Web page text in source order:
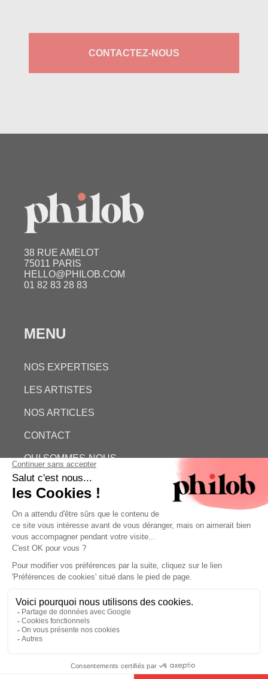
Estimation gratuite
CONTACTEZ-NOUS
38 RUE AMELOT
75011 PARIS
HELLO@PHILOB.COM
01 82 83 28 83
MENU
NOS EXPERTISES
LES ARTISTES
NOS ARTICLES
CONTACT
QUI SOMMES-NOUS
ESTIMATION GRATUITE
PHILOB
MENTIONS LÉGALES